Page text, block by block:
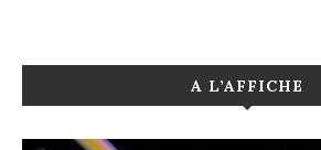
A L’AFFICHE